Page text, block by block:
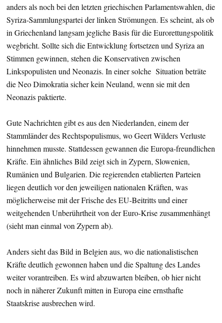
anders als noch bei den letzten griechischen Parlamentswahlen, die
Syriza-Sammlungspartei der linken Strömungen. Es scheint, als ob
in Griechenland langsam jegliche Basis für die Eurorettungspolitik
wegbricht. Sollte sich die Entwicklung fortsetzen und Syriza an
Stimmen gewinnen, stehen die Konservativen zwischen
Linkspopulisten und Neonazis. In einer solche Situation beträte
die Neo Dimokratia sicher kein Neuland, wenn sie mit den
Neonazis paktierte.
Gute Nachrichten gibt es aus den Niederlanden, einem der
Stammländer des Rechtspopulismus, wo Geert Wilders Verluste
hinnehmen musste. Stattdessen gewannen die Europa-freundlichen
Kräfte. Ein ähnliches Bild zeigt sich in Zypern, Slowenien,
Rumänien und Bulgarien. Die regierenden etablierten Parteien
liegen deutlich vor den jeweiligen nationalen Kräften, was
möglicherweise mit der Frische des EU-Beitritts und einer
weitgehenden Unberührtheit von der Euro-Krise zusammenhängt
(sieht man einmal von Zypern ab).
Anders sieht das Bild in Belgien aus, wo die nationalistischen
Kräfte deutlich gewonnen haben und die Spaltung des Landes
weiter vorantreiben. Es wird abzuwarten bleiben, ob hier nicht
noch in näherer Zukunft mitten in Europa eine ernsthafte
Staatskrise ausbrechen wird.